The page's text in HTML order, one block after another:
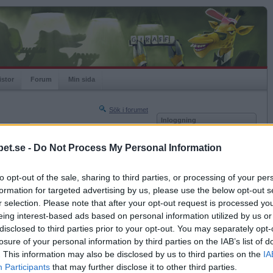
- Do Not Process My Personal Information
opt-out of the sale, sharing to third parties, or processing of your
for targeted advertising by us, please use the below opt-out
selection. Please note that after your opt-out request is processed
interest-based ads based on personal information utilized by us
to third parties prior to your opt-out. You may separately
of your personal information by third parties on the IAB’s list of
This information may also be disclosed by us to third parties on the
Participants that may further disclose it to other third parties.
Forum Min sida
Sök i forumet
Nästa sida »
2019-05-08 22:47
Inloggning
Kom ihåg mig
Glömt ditt lösenord?
Få ny aktiveringslänk
Betapet är gratis!